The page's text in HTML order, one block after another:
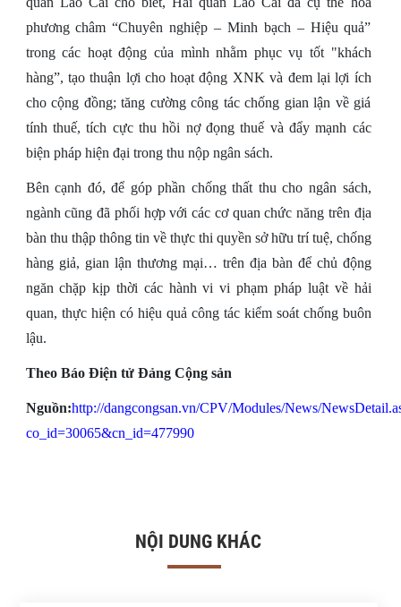
phương châm “Chuyên nghiệp – Minh bạch – Hiệu quả”
trong các hoạt động của mình nhằm phục vụ tốt "khách
hàng”, tạo thuận lợi cho hoạt động XNK và đem lại lợi ích
cho cộng đồng; tăng cường công tác chống gian lận về giá
tính thuế, tích cực thu hồi nợ đọng thuế và đẩy mạnh các
biện pháp hiện đại trong thu nộp ngân sách.
Bên cạnh đó, để góp phần chống thất thu cho ngân sách,
ngành cũng đã phối hợp với các cơ quan chức năng trên địa
bàn thu thập thông tin về thực thi quyền sở hữu trí tuệ, chống
hàng giả, gian lận thương mại… trên địa bàn để chủ động
ngăn chặp kịp thời các hành vi vi phạm pháp luật về hải
quan, thực hiện có hiệu quả công tác kiểm soát chống buôn
lậu.
Theo Báo Điện tử Đảng Cộng sản
Nguồn:http://dangcongsan.vn/CPV/Modules/News/
co_id=30065&cn_id=477990
NỘI DUNG KHÁC